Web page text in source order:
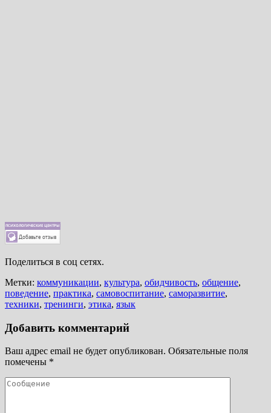
Поделиться в соц сетях.
Метки: коммуникации, культура, обидчивость, общение,
поведение, практика, самовоспитание, саморазвитие,
техники, тренинги, этика, язык
Добавить комментарий
Ваш адрес email не будет опубликован. Обязательные поля
помечены *